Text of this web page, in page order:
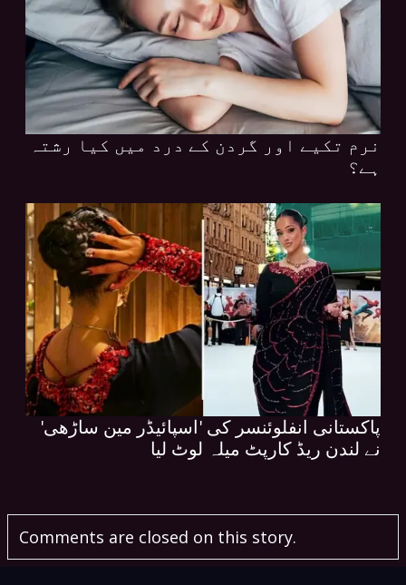
نرم تکیے اور گردن کے درد میں کیا رشتہ
ہے؟
پاکستانی انفلوئنسر کی 'اسپائیڈر مین ساڑھی'
نے لندن ریڈ کارپٹ میلہ لوٹ لیا
Comments are closed on this story.